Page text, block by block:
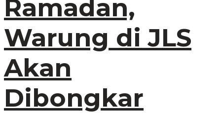
Ramadan,
Warung di JLS
Akan
Dibongkar